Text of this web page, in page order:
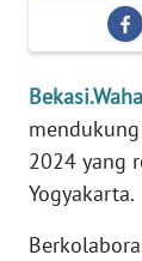
2024 yang
Yogyakarta.
KAMI
MEDIA
SIBER